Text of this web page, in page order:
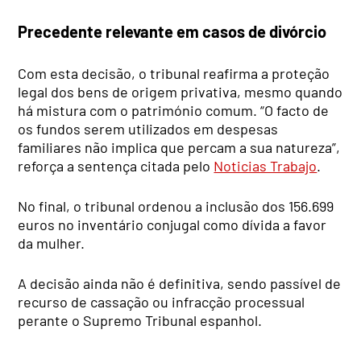
Precedente relevante em casos de divórcio
Com esta decisão, o tribunal reafirma a proteção
legal dos bens de origem privativa, mesmo quando
há mistura com o património comum. “O facto de
os fundos serem utilizados em despesas
familiares não implica que percam a sua natureza”,
reforça a sentença citada pelo Noticias Trabajo.
No final, o tribunal ordenou a inclusão dos 156.699
euros no inventário conjugal como dívida a favor
da mulher.
A decisão ainda não é definitiva, sendo passível de
recurso de cassação ou infracção processual
perante o Supremo Tribunal espanhol.